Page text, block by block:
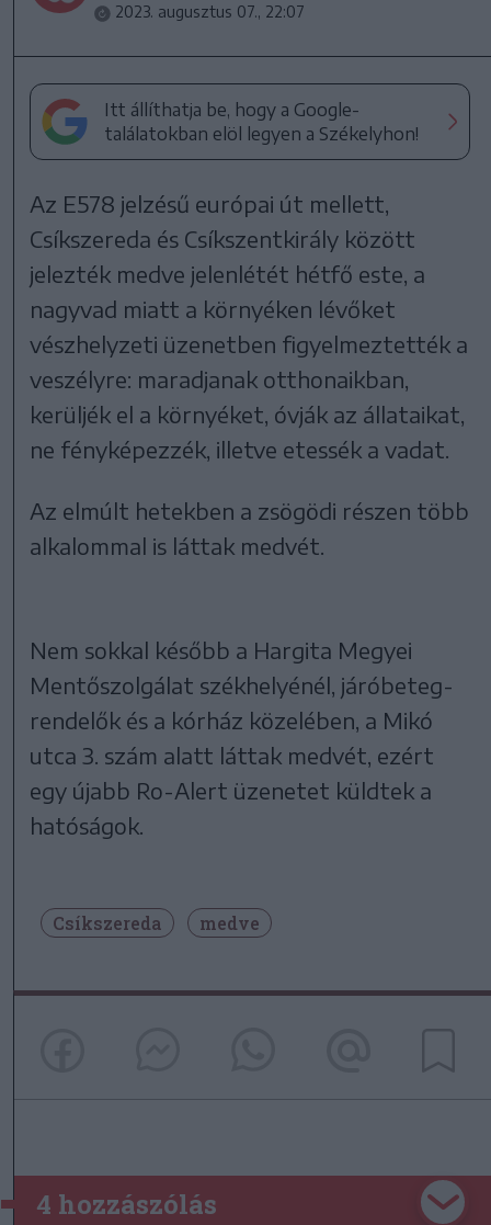
2023. augusztus 07., 22:07
Itt állíthatja be, hogy a Google-
találatokban elöl legyen a Székelyhon!
Az E578 jelzésű európai út mellett,
Csíkszereda és Csíkszentkirály között
jelezték medve jelenlétét hétfő este, a
nagyvad miatt a környéken lévőket
vészhelyzeti üzenetben figyelmeztették a
veszélyre: maradjanak otthonaikban,
kerüljék el a környéket, óvják az állataikat,
ne fényképezzék, illetve etessék a vadat.
Az elmúlt hetekben a zsögödi részen több
alkalommal is láttak medvét.
Nem sokkal később a Hargita Megyei
Mentőszolgálat székhelyénél, járóbeteg-
rendelők és a kórház közelében, a Mikó
utca 3. szám alatt láttak medvét, ezért
egy újabb Ro-Alert üzenetet küldtek a
hatóságok.
Csíkszereda medve
4 hozzászólás